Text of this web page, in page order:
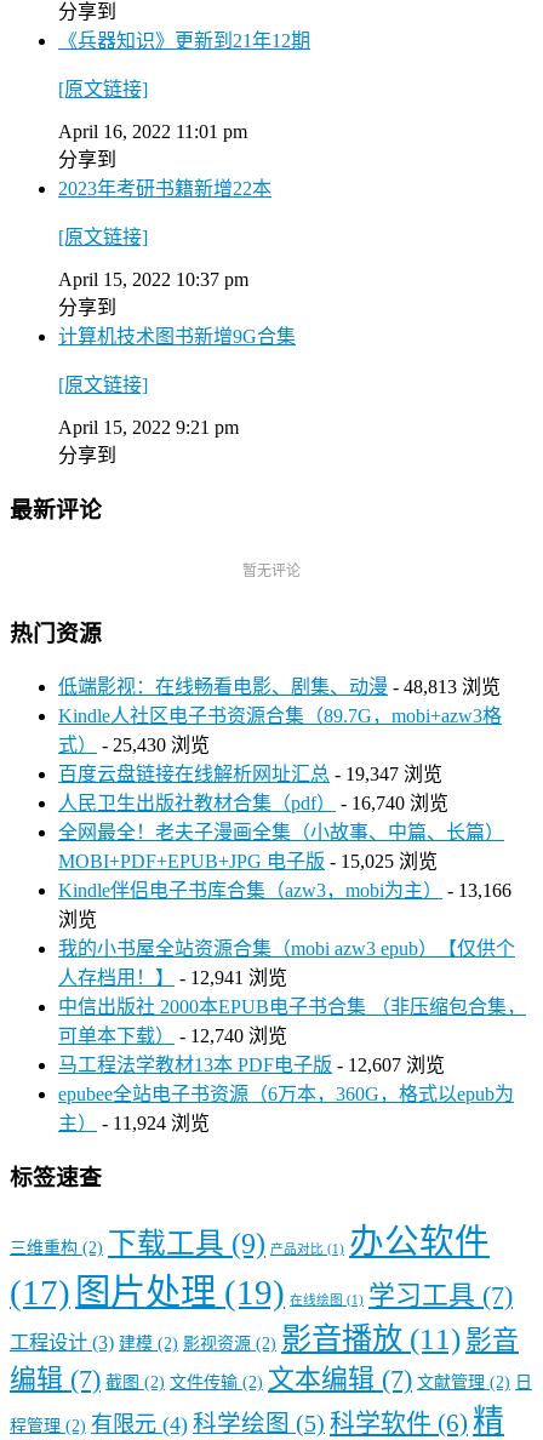
分享到
《兵器知识》更新到21年12期
[原文链接]
April 16, 2022 11:01 pm
分享到
2023年考研书籍新增22本
[原文链接]
April 15, 2022 10:37 pm
分享到
计算机技术图书新增9G合集
[原文链接]
April 15, 2022 9:21 pm
分享到
最新评论
暂无评论
热门资源
低端影视：在线畅看电影、剧集、动漫 - 48,813 浏览
Kindle人社区电子书资源合集（89.7G，mobi+azw3格
式）
- 25,430 浏览
百度云盘链接在线解析网址汇总 - 19,347 浏览
人民卫生出版社教材合集（pdf）
- 16,740 浏览
全网最全！老夫子漫画全集（小故事、中篇、长篇）
MOBI+PDF+EPUB+JPG 电子版 - 15,025 浏览
Kindle伴侣电子书库合集（azw3，mobi为主）
- 13,166
浏览
我的小书屋全站资源合集（mobi azw3 epub）【仅供个
人存档用！】
- 12,941 浏览
中信出版社 2000本EPUB电子书合集 （非压缩包合集，
可单本下载）
- 12,740 浏览
马工程法学教材13本 PDF电子版 - 12,607 浏览
epubee全站电子书资源（6万本，360G，格式以epub为
主）
- 11,924 浏览
标签速查
三维重构 (2) 下载工具 (9) 产品对比 (1) 办公软件
(17) 图片处理 (19) 在线绘图 (1) 学习工具 (7)
工程设计 (3) 建模 (2) 影视资源 (2) 影音播放 (11) 影音
编辑 (7) 截图 (2) 文件传输 (2) 文本编辑 (7) 文献管理 (2) 日
程管理 (2) 有限元 (4) 科学绘图 (5) 科学软件 (6) 精